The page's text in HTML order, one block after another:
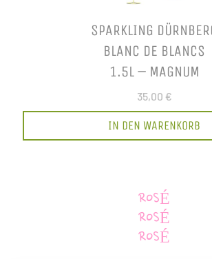
SPARKLING
BLANC DE BLANCS
1.5L – MAGNUM
35,00 €
IN DEN WARENKORB
ROSÉ
ROSÉ
ROSÉ